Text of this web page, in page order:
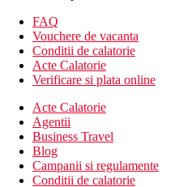
Alte tipuri de camere
facilitatile de mai sus):
Camera dubla sau twin
canapea
masa, canapea
Descrierea hotelului
Hotelul dispune de:
camera de bagaje
FAQ
Vouchere de vacanta
Conditii de calatorie
Acte Calatorie
Verificare si plata online
Acte Calatorie
Agentii
Business Travel
Blog
Campanii si regulamente
Conditii de calatorie